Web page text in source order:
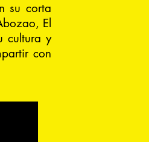
su corta
El
cultura y
con